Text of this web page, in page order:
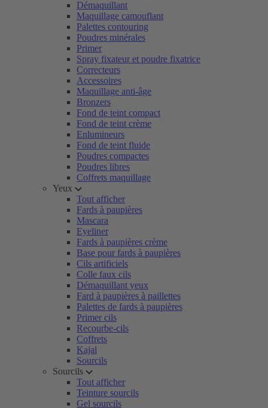
Démaquillant
Maquillage camouflant
Palettes contouring
Poudres minérales
Primer
Spray fixateur et poudre fixatrice
Correcteurs
Accessoires
Maquillage anti-âge
Bronzers
Fond de teint compact
Fond de teint crème
Enlumineurs
Fond de teint fluide
Poudres compactes
Poudres libres
Coffrets maquillage
Yeux
Tout afficher
Fards à paupières
Mascara
Eyeliner
Fards à paupières crème
Base pour fards à paupières
Cils artificiels
Colle faux cils
Démaquillant yeux
Fard à paupières à paillettes
Palettes de fards à paupières
Primer cils
Recourbe-cils
Coffrets
Kajal
Sourcils
Sourcils
Tout afficher
Teinture sourcils
Gel sourcils